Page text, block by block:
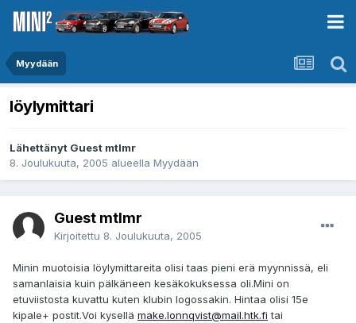
Myydään
löylymittari
Lähettänyt Guest mtlmr
8. Joulukuuta, 2005 alueella Myydään
Guest mtlmr
Kirjoitettu 8. Joulukuuta, 2005
Minin muotoisia löylymittareita olisi taas pieni erä myynnissä, eli
samanlaisia kuin pälkäneen kesäkokuksessa oli.Mini on
etuviistosta kuvattu kuten klubin logossakin. Hintaa olisi 15e
kipale+ postit.Voi kysellä make.lonnqvist@mail.htk.fi tai